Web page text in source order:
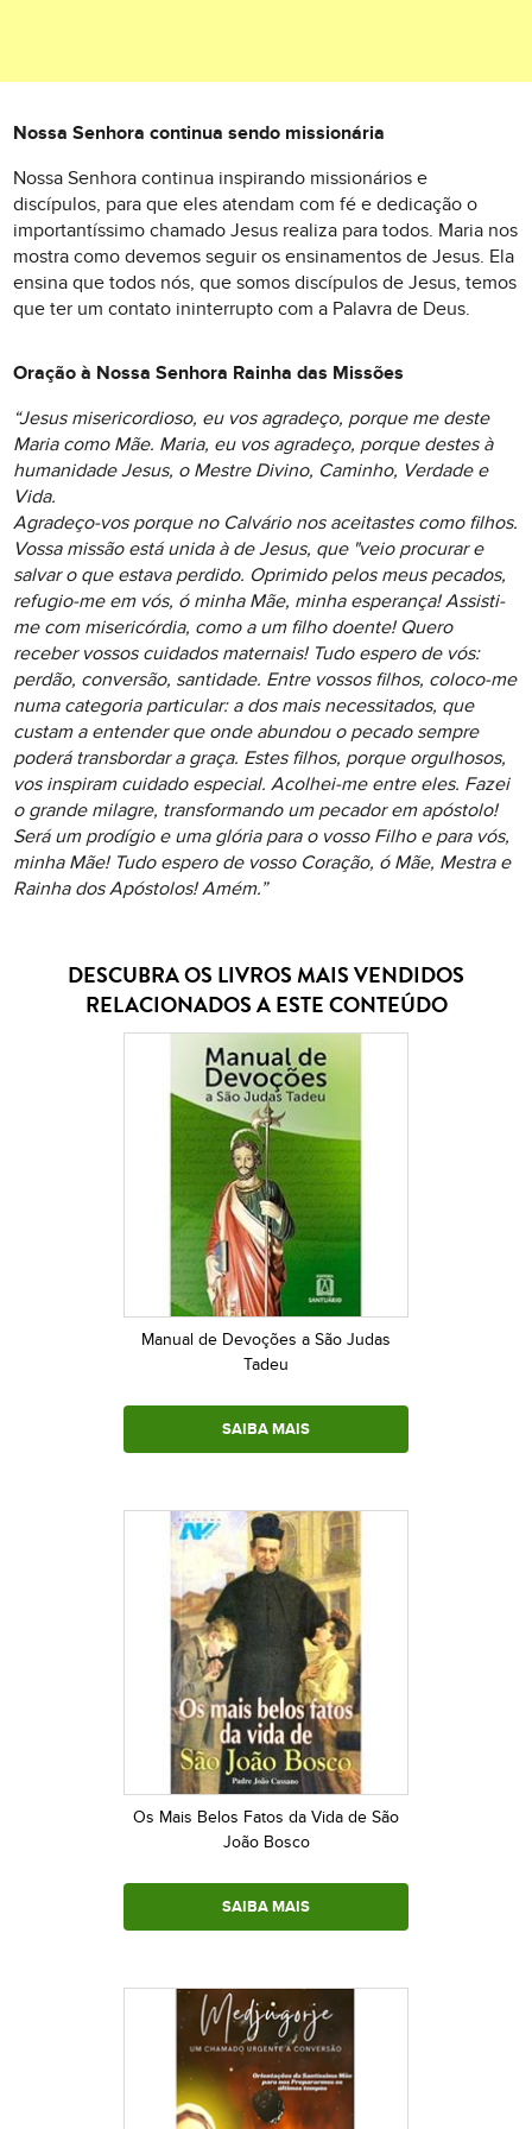
Nossa Senhora continua sendo missionária
Nossa Senhora continua inspirando missionários e
discípulos, para que eles atendam com fé e dedicação o
importantíssimo chamado Jesus realiza para todos. Maria nos
mostra como devemos seguir os ensinamentos de Jesus. Ela
ensina que todos nós, que somos discípulos de Jesus, temos
que ter um contato ininterrupto com a Palavra de Deus.
Oração à Nossa Senhora Rainha das Missões
“Jesus misericordioso, eu vos agradeço, porque me deste
Maria como Mãe. Maria, eu vos agradeço, porque destes à
humanidade Jesus, o Mestre Divino, Caminho, Verdade e
Vida.
Agradeço-vos porque no Calvário nos aceitastes como filhos.
Vossa missão está unida à de Jesus, que "veio procurar e
salvar o que estava perdido. Oprimido pelos meus pecados,
refugio-me em vós, ó minha Mãe, minha esperança! Assisti-
me com misericórdia, como a um filho doente! Quero
receber vossos cuidados maternais! Tudo espero de vós:
perdão, conversão, santidade. Entre vossos filhos, coloco-me
numa categoria particular: a dos mais necessitados, que
custam a entender que onde abundou o pecado sempre
poderá transbordar a graça. Estes filhos, porque orgulhosos,
vos inspiram cuidado especial. Acolhei-me entre eles. Fazei
o grande milagre, transformando um pecador em apóstolo!
Será um prodígio e uma glória para o vosso Filho e para vós,
minha Mãe! Tudo espero de vosso Coração, ó Mãe, Mestra e
Rainha dos Apóstolos! Amém.”
DESCUBRA OS LIVROS MAIS VENDIDOS
RELACIONADOS A ESTE CONTEÚDO
Manual de Devoções a São Judas
Tadeu
SAIBA MAIS
Os Mais Belos Fatos da Vida de São
João Bosco
SAIBA MAIS